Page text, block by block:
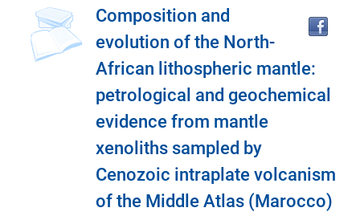
Dettaglio
del
documento
copertina
Composition and
evolution of the North-
African lithospheric mantle:
petrological and geochemical
evidence from mantle
xenoliths sampled by
Cenozoic intraplate volcanism
of the Middle Atlas (Marocco)